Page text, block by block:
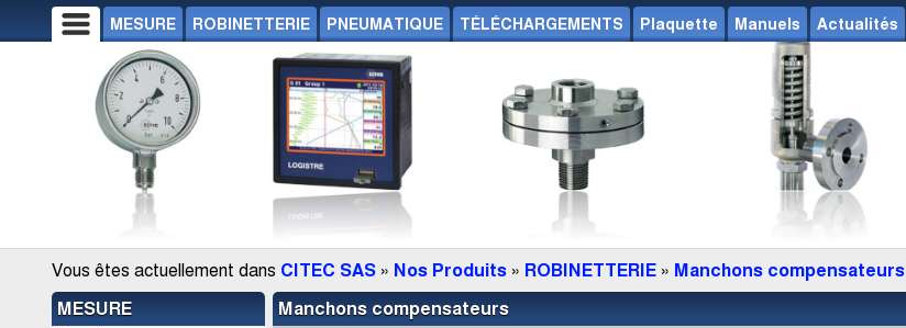
MESURE ROBINETTERIE PNEUMATIQUE TÉLÉCHARGEMENTS Plaquette Manuels Actualités
Vous êtes actuellement dans CITEC SAS » Nos Produits » ROBINETTERIE » Manchons compensateurs
MESURE Manchons compensateurs